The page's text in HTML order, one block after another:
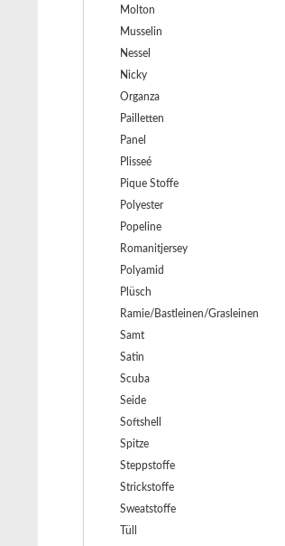
Molton
Musselin
Nessel
Nicky
Organza
Pailletten
Panel
Plisseé
Pique Stoffe
Polyester
Popeline
Romanitjersey
Polyamid
Plüsch
Ramie/Bastleinen/Grasleinen
Samt
Satin
Scuba
Seide
Softshell
Spitze
Steppstoffe
Strickstoffe
Sweatstoffe
Tüll